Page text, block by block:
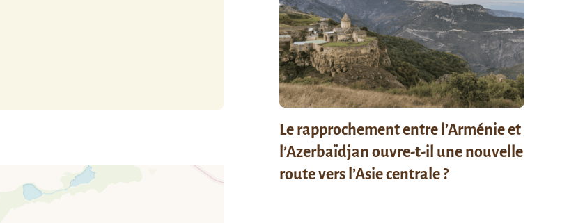
Le rapprochement entre l’Arménie et
l’Azerbaïdjan ouvre-t-il une nouvelle
route vers l’Asie centrale ?